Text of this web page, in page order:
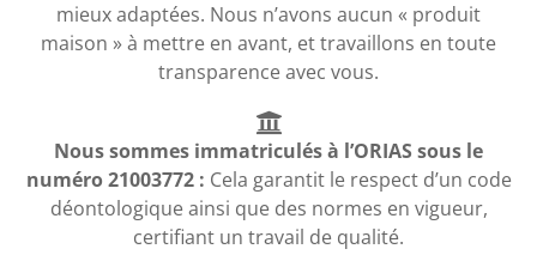
mieux adaptées. Nous n’avons aucun « produit
maison » à mettre en avant, et travaillons en toute
transparence avec vous.
Nous sommes immatriculés à l’ORIAS sous le
numéro 21003772 : Cela garantit le respect d’un code
déontologique ainsi que des normes en vigueur,
certifiant un travail de qualité.